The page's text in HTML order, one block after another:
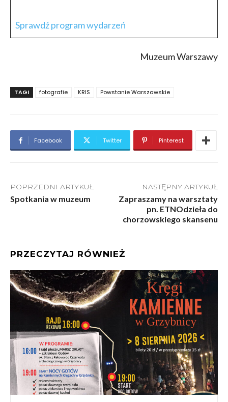
Sprawdź program wydarzeń
Muzeum Warszawy
TAGI fotografie KRIS Powstanie Warszawskie
Facebook Twitter Pinterest
POPRZEDNI ARTYKUŁ
Spotkania w muzeum
NASTĘPNY ARTYKUŁ
Zapraszamy na warsztaty
pn. ETNOdzieła do
chorzowskiego skansenu
PRZECZYTAJ RÓWNIEŻ